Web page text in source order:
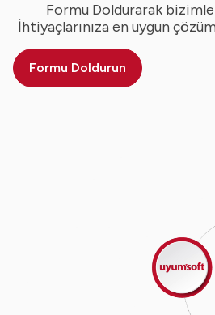
Formu Doldurarak
İhtiyaçlarınıza en uygun
Formu Doldurun